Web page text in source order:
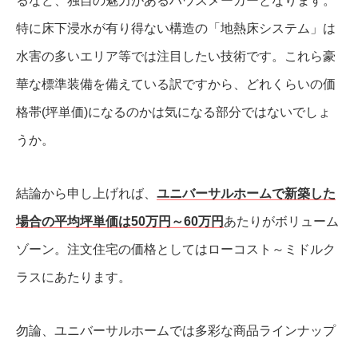
特に床下浸水が有り得ない構造の「地熱床システム」は
水害の多いエリア等では注目したい技術です。これら豪
華な標準装備を備えている訳ですから、どれくらいの価
格帯(坪単価)になるのかは気になる部分ではないでしょ
うか。
結論から申し上げれば、 ユニバーサルホームで新築した
場合の平均坪単価は50万円～60万円 あたりがボリューム
ゾーン。注文住宅の価格としてはローコスト～ミドルク
ラスにあたります。
勿論、ユニバーサルホームでは多彩な商品ラインナップ